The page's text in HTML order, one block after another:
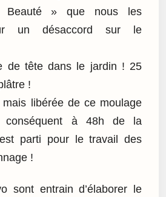
Beauté » que nous les
un désaccord sur le
de tête dans le jardin ! 25
!
libérée de ce moulage
conséquent à 48h de la
parti pour le travail des
!
sont entrain d’élaborer le